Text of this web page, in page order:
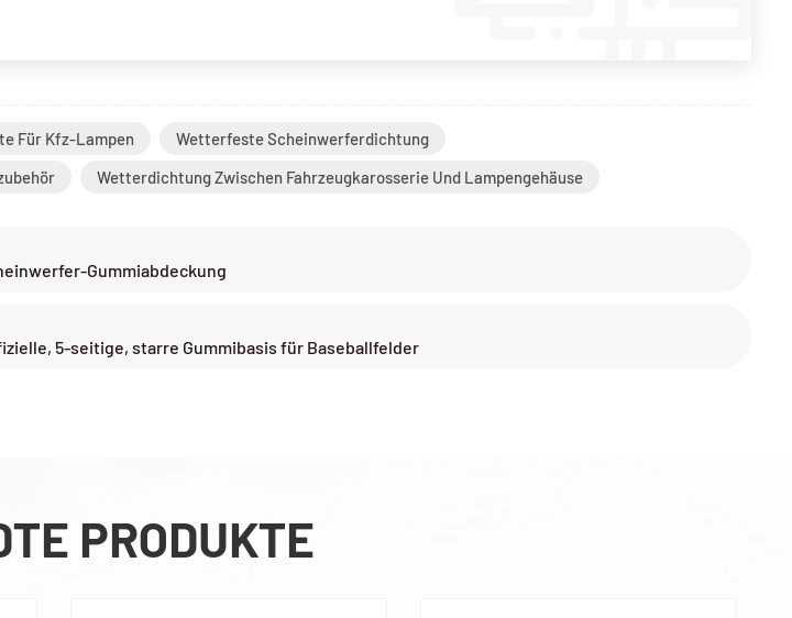
Für Kfz-Lampen
Wetterfeste Scheinwerferdichtung
Wetterdichtung Zwischen Fahrzeugkarosserie Und Lampengehäuse
Gummiabdeckung
5-seitige, starre Gummibasis für Baseballfelder
PRODUKTE